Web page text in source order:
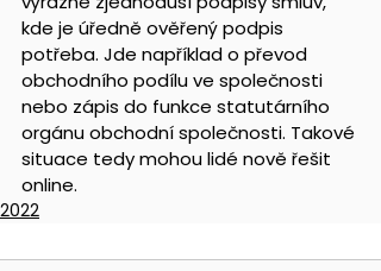
kde je úředně ověřený podpis
potřeba. Jde například o převod
obchodního podílu ve společnosti
nebo zápis do funkce statutárního
orgánu obchodní společnosti. Takové
situace tedy mohou lidé nově řešit
online.
2022